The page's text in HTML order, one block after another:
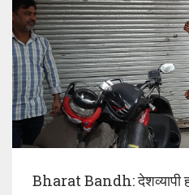
Bharat Bandh: देशव्यापी